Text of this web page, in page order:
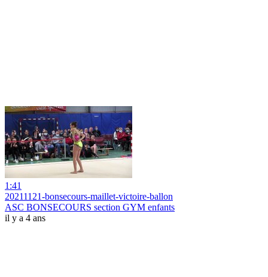
1:41
20211121-bonsecours-maillet-victoire-ballon
ASC BONSECOURS section GYM enfants
il y a 4 ans